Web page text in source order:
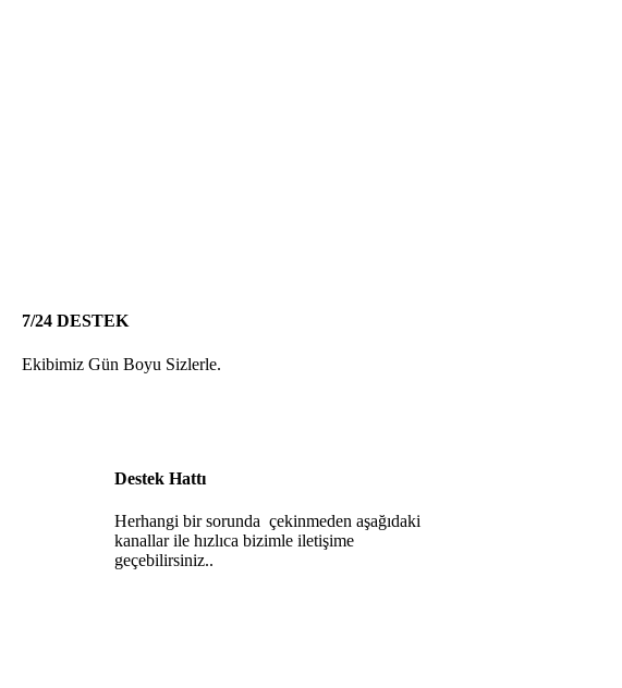
7/24 DESTEK
Ekibimiz Gün Boyu Sizlerle.
Destek Hattı
Herhangi bir sorunda çekinmeden aşağıdaki
kanallar ile hızlıca bizimle iletişime
geçebilirsiniz..